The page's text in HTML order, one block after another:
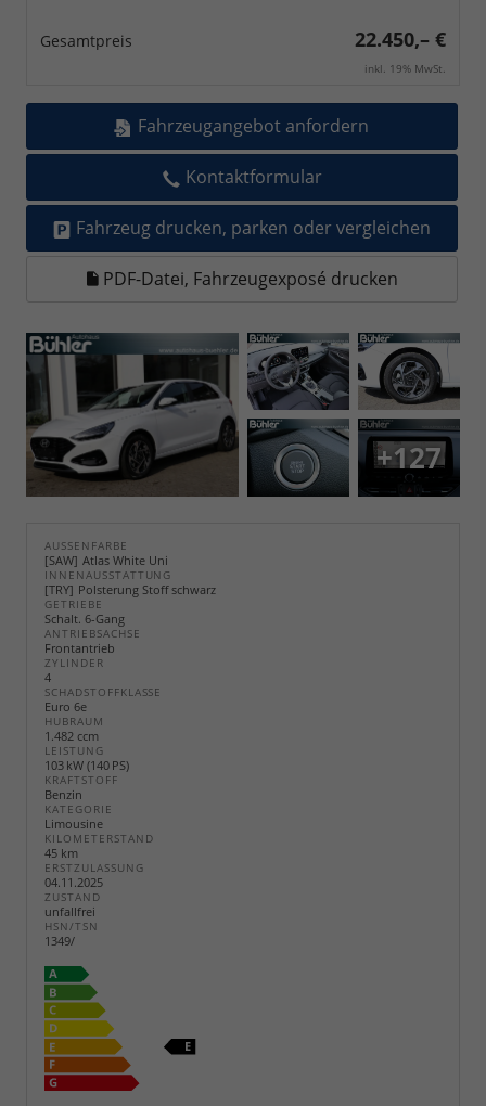
Gesamtpreis 22.450,– €
inkl. 19% MwSt.
Fahrzeugangebot anfordern
Kontaktformular
Fahrzeug drucken, parken oder vergleichen
PDF-Datei, Fahrzeugexposé drucken
+127
AUSSENFARBE
SAW Atlas White Uni
INNENAUSSTATTUNG
TRY Polsterung Stoff schwarz
GETRIEBE
Schalt. 6-Gang
ANTRIEBSACHSE
Frontantrieb
ZYLINDER
4
SCHADSTOFFKLASSE
Euro 6e
HUBRAUM
1.482 ccm
LEISTUNG
103 kW (140 PS)
KRAFTSTOFF
Benzin
KATEGORIE
Limousine
KILOMETERSTAND
45 km
ERSTZULASSUNG
04.11.2025
ZUSTAND
unfallfrei
HSN/TSN
1349/